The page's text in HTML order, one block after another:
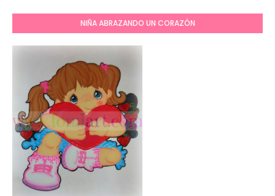
NIÑA ABRAZANDO UN CORAZÓN